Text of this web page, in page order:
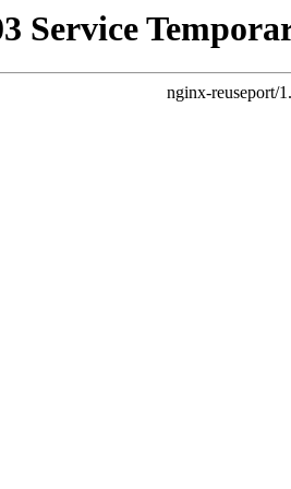
Service
nginx-reuseport/